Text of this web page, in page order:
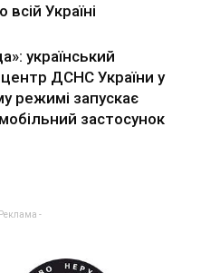
всій Україні
український
ДСНС України у
режимі запускає
застосунок
-